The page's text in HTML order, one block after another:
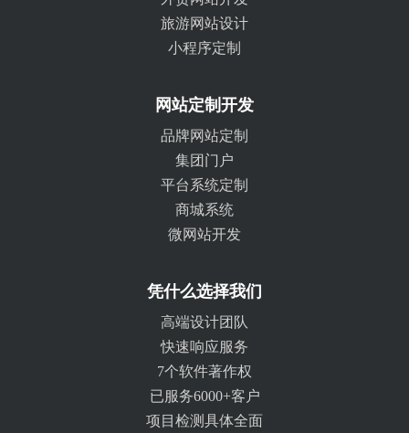
旅游网站设计
小程序定制
网站定制开发
品牌网站定制
集团门户
平台系统定制
商城系统
微网站开发
凭什么选择我们
高端设计团队
快速响应服务
7个软件著作权
已服务6000+客户
项目检测具体全面